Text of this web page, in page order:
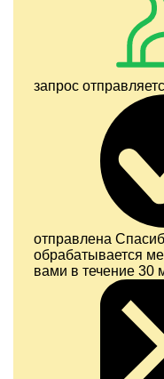
запрос
отправлена
обрабатывается
вами в течение 30